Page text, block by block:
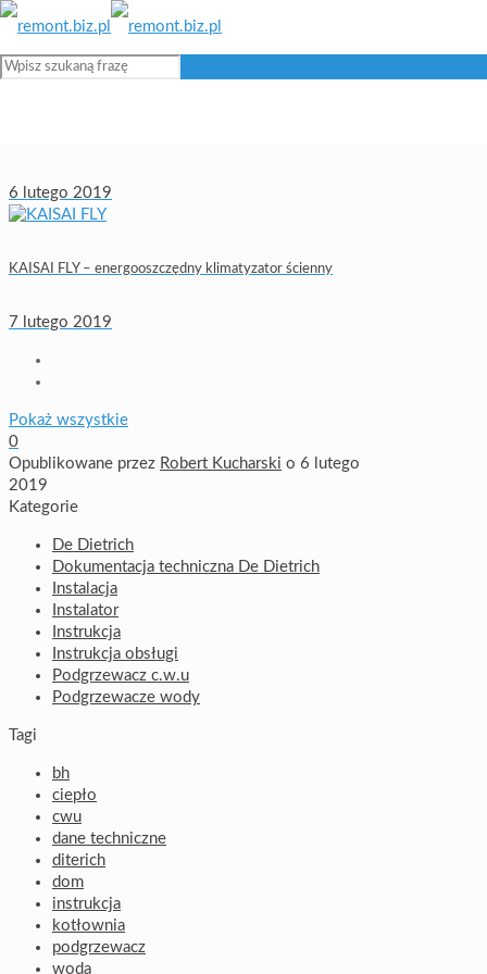
6 lutego 2019
KAISAI FLY – energooszczędny klimatyzator ścienny
7 lutego 2019
Pokaż wszystkie
0
Opublikowane przez Robert Kucharski o 6 lutego
2019
Kategorie
De Dietrich
Dokumentacja techniczna De Dietrich
Instalacja
Instalator
Instrukcja
Instrukcja obsługi
Podgrzewacz c.w.u
Podgrzewacze wody
Tagi
bh
ciepło
cwu
dane techniczne
diterich
dom
instrukcja
kotłownia
podgrzewacz
woda